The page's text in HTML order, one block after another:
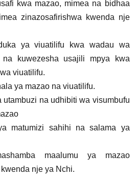
kwa mazao, mimea na bidhaa
zinazosafirishwa kwenda nje
ya viuatilifu kwa wadau wa
na kuwezesha usajili mpya kwa
viuatilifu.
ya mazao na viuatilifu.
utambuzi na udhibiti wa visumbufu
matumizi sahihi na salama ya
maalumu ya mazao
nje ya Nchi.